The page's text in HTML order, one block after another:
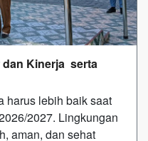
Kinerja serta
harus lebih baik saat
2027. Lingkungan
aman, dan sehat